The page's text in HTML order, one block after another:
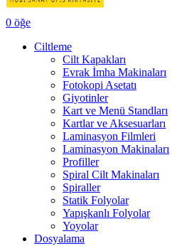
0 öğe
Ciltleme
Cilt Kapakları
Evrak İmha Makinaları
Fotokopi Asetatı
Giyotinler
Kart ve Menü Standları
Kartlar ve Aksesuarları
Laminasyon Filmleri
Laminasyon Makinaları
Profiller
Spiral Cilt Makinaları
Spiraller
Statik Folyolar
Yapışkanlı Folyolar
Yoyolar
Dosyalama